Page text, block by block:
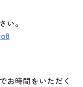
い。
お時間をいただく